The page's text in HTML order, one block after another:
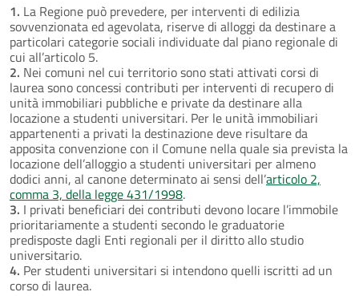
1. La Regione può prevedere, per interventi di edilizia
sovvenzionata ed agevolata, riserve di alloggi da destinare a
particolari categorie sociali individuate dal piano regionale di
cui all’articolo 5.
2. Nei comuni nel cui territorio sono stati attivati corsi di
laurea sono concessi contributi per interventi di recupero di
unità immobiliari pubbliche e private da destinare alla
locazione a studenti universitari. Per le unità immobiliari
appartenenti a privati la destinazione deve risultare da
apposita convenzione con il Comune nella quale sia prevista la
locazione dell’alloggio a studenti universitari per almeno
dodici anni, al canone determinato ai sensi dell’articolo 2,
comma 3, della legge 431/1998.
3. I privati beneficiari dei contributi devono locare l’immobile
prioritariamente a studenti secondo le graduatorie
predisposte dagli Enti regionali per il diritto allo studio
universitario.
4. Per studenti universitari si intendono quelli iscritti ad un
corso di laurea.